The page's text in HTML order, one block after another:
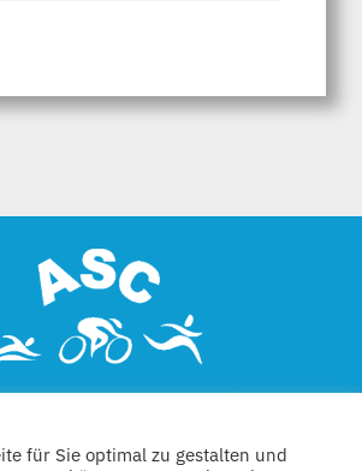
für Sie optimal zu gestalten und